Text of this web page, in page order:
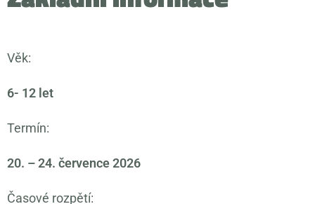
Věk:
6- 12 let
Termín:
20. – 24. července 2026
Časové rozpětí: